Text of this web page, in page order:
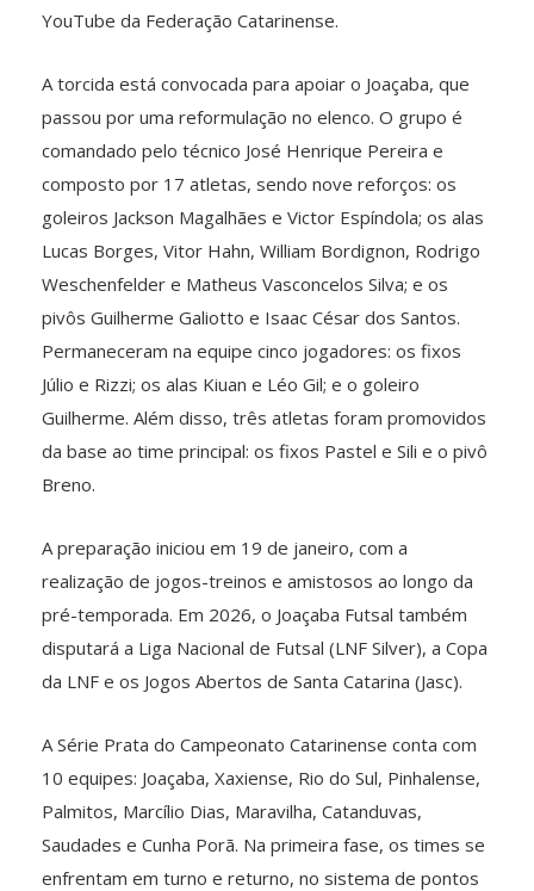
YouTube da Federação Catarinense.
A torcida está convocada para apoiar o Joaçaba, que
passou por uma reformulação no elenco. O grupo é
comandado pelo técnico José Henrique Pereira e
composto por 17 atletas, sendo nove reforços: os
goleiros Jackson Magalhães e Victor Espíndola; os alas
Lucas Borges, Vitor Hahn, William Bordignon, Rodrigo
Weschenfelder e Matheus Vasconcelos Silva; e os
pivôs Guilherme Galiotto e Isaac César dos Santos.
Permaneceram na equipe cinco jogadores: os fixos
Júlio e Rizzi; os alas Kiuan e Léo Gil; e o goleiro
Guilherme. Além disso, três atletas foram promovidos
da base ao time principal: os fixos Pastel e Sili e o pivô
Breno.
A preparação iniciou em 19 de janeiro, com a
realização de jogos-treinos e amistosos ao longo da
pré-temporada. Em 2026, o Joaçaba Futsal também
disputará a Liga Nacional de Futsal (LNF Silver), a Copa
da LNF e os Jogos Abertos de Santa Catarina (Jasc).
A Série Prata do Campeonato Catarinense conta com
10 equipes: Joaçaba, Xaxiense, Rio do Sul, Pinhalense,
Palmitos, Marcílio Dias, Maravilha, Catanduvas,
Saudades e Cunha Porã. Na primeira fase, os times se
enfrentam em turno e returno, no sistema de pontos